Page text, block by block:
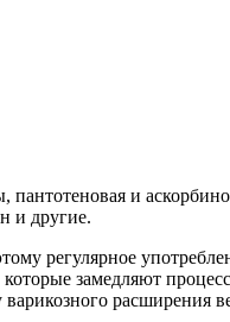
и
и другие.
регулярное
замедляют
расширения